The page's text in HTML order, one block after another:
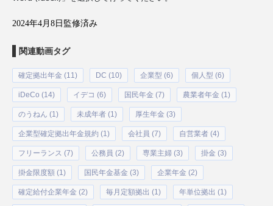
2024年4月8日監修済み
関連動画タグ
確定拠出年金 (11) DC (10) 企業型 (6) 個人型 (6)
iDeCo (14) イデコ (6) 国民年金 (7) 農業者年金 (1)
のうねん (1) 未成年者 (1) 厚生年金 (3)
企業型確定拠出年金規約 (1) 会社員 (7) 自営業者 (4)
フリーランス (7) 公務員 (2) 専業主婦 (3) 掛金 (3)
掛金限度額 (1) 国民年金基金 (3) 企業年金 (2)
確定給付企業年金 (2) 毎月定額拠出 (1) 年単位拠出 (1)